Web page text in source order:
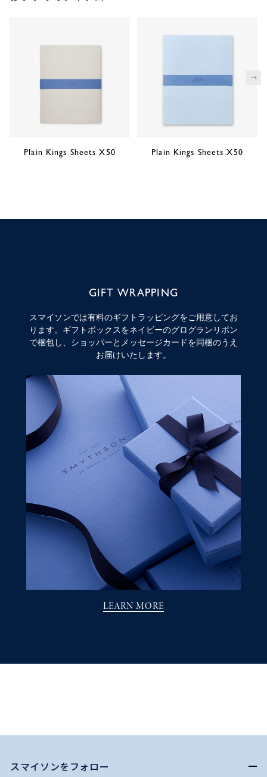
Plain Kings Sheets X50 Plain Kings Sheets X50
次
GIFT WRAPPING
スマイソンでは有料のギフトラッピングをご用意してお
ります。ギフトボックスをネイビーのグログランリボン
で梱包し、ショッパーとメッセージカードを同梱のうえ
お届けいたします。
LEARN MORE
スマイソンをフォロー